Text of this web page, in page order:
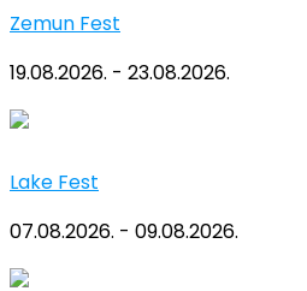
Zemun Fest
19.08.2026. - 23.08.2026.
Lake Fest
07.08.2026. - 09.08.2026.